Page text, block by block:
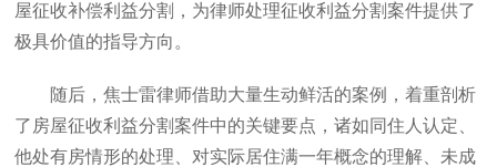
屋征收补偿利益分割，为律师处理征收利益分割案件提供了
极具价值的指导方向。
随后，焦士雷律师借助大量生动鲜活的案例，着重剖析
了房屋征收利益分割案件中的关键要点，诸如同住人认定、
他处有房情形的处理、对实际居住满一年概念的理解、未成